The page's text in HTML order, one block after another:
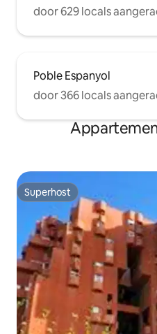
door 629 locals
Poble Espanyol
door 366 locals
Superhost
Superhost